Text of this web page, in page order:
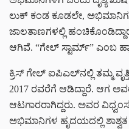
ಲುಕ್ ಕಂಡ ಕೂಡಲೇ,
ಜಾಲತಾಣಗಳಲ್ಲಿ
ಆಗಿವೆ. “ಗೇಲ್ ಸ್ಟಾರ್ಮ್” ಎಂಬ
ಕ್ರಿಸ್ ಗೇಲ್ ಐಪಿಎಲ್‌ನಲ್ಲಿ ತಮ್ಮ
2017 ರವರೆಗೆ ಆಡಿದ್ದಾರೆ. ಆಗ
ಆಟಗಾರರಾಗಿದ್ದರು. ಅವರ
ಅಭಿಮಾನಿಗಳ ಹೃದಯದಲ್ಲಿ ಶಾಶ್ವತ